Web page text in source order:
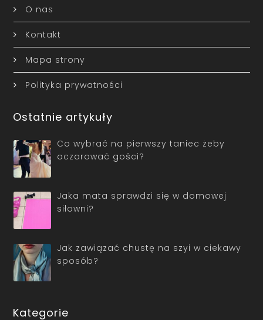
O nas
Kontakt
Mapa strony
Polityka prywatności
Ostatnie artykuły
Co wybrać na pierwszy taniec żeby
oczarować gości?
Jaka mata sprawdzi się w domowej
siłowni?
Jak zawiązać chustę na szyi w ciekawy
sposób?
Kategorie